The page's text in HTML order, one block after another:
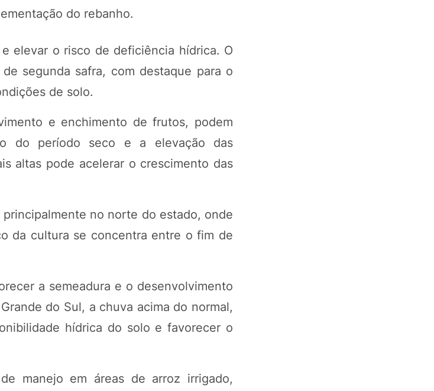
do rebanho.
elevar o risco de deficiência hídrica. O
segunda safra, com destaque para o
de solo.
e enchimento de frutos, podem
do período seco e a elevação das
altas pode acelerar o crescimento das
no norte do estado, onde
da cultura se concentra entre o fim de
a semeadura e o desenvolvimento
do Sul, a chuva acima do normal,
hídrica do solo e favorecer o
manejo em áreas de arroz irrigado,